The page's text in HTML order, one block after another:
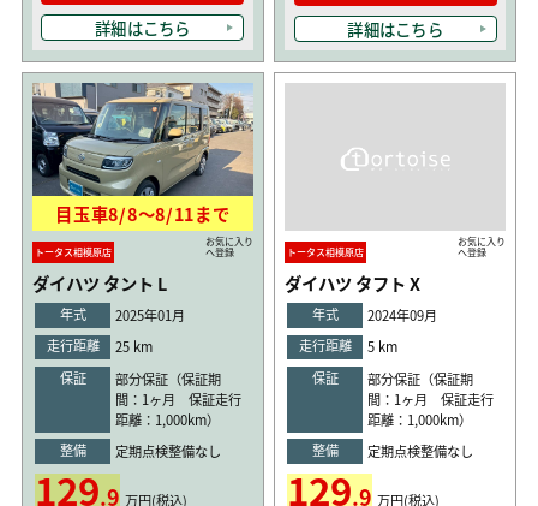
詳細はこちら 詳細はこちら
目玉車8/8〜8/11まで
トータス相模原店
お気に入り
へ登録
ダイハツ タント L
年式
2025年01月
走行距離
25 km
保証
部分保証（保証期
間：1ヶ月 保証走行
距離：1,000km）
整備
定期点検整備なし
129.9 万円(税込)
トータス相模原店
お気に入り
へ登録
ダイハツ タフト X
年式
2024年09月
走行距離
5 km
保証
部分保証（保証期
間：1ヶ月 保証走行
距離：1,000km）
整備
定期点検整備なし
129.9 万円(税込)